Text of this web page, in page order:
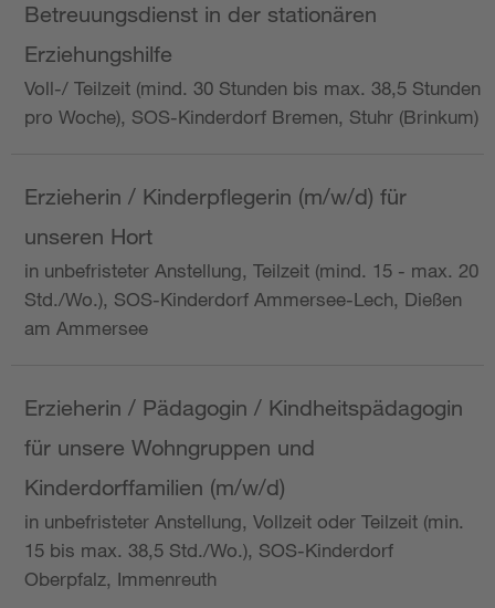
Betreuungsdienst in der stationären
Erziehungshilfe
Voll-/ Teilzeit (mind. 30 Stunden bis max. 38,5 Stunden
pro Woche), SOS-Kinderdorf Bremen, Stuhr (Brinkum)
Erzieherin / Kinderpflegerin (m/w/d) für
unseren Hort
in unbefristeter Anstellung, Teilzeit (mind. 15 - max. 20
Std./Wo.), SOS-Kinderdorf Ammersee-Lech, Dießen
am Ammersee
Erzieherin / Pädagogin / Kindheitspädagogin
für unsere Wohngruppen und
Kinderdorffamilien (m/w/d)
in unbefristeter Anstellung, Vollzeit oder Teilzeit (min.
15 bis max. 38,5 Std./Wo.), SOS-Kinderdorf
Oberpfalz, Immenreuth